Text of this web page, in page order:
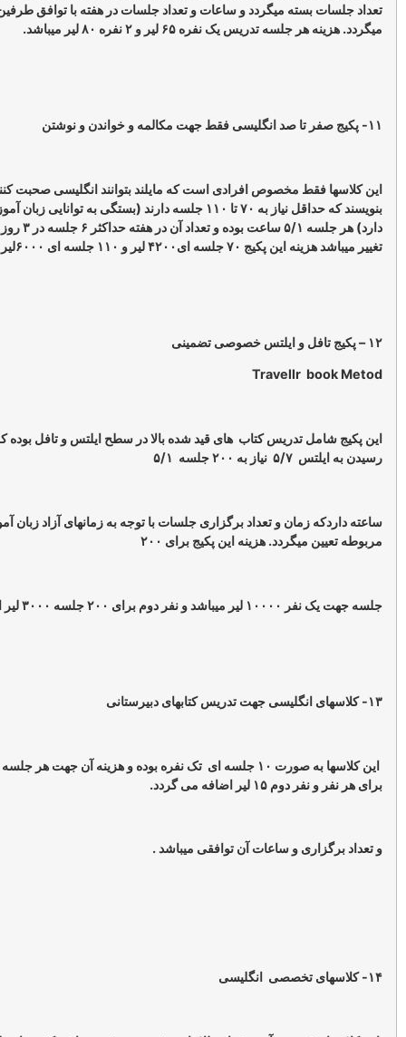
میگردد و ساعات و تعداد جلسات در هفته با توافق طرفین برگزار
یک نفره ۶۵ لیر و ۲ نفره ۸۰ لیر میباشد.
مخصوص افرادی است که مایلند بتوانند انگلیسی صحبت کنند بخوانند و
بنویسند که حداقل نیاز به ۷۰ تا ۱۱۰ جلسه دارند (بستگی به توانایی زبان آموز و خواسته وی
دارد) هر جلسه ۵/۱ ساعت بوده و تعداد آن در هفته حداکثر ۶ جلسه در ۳ روز میباشدکه قابل
لیر و ۱۱۰ جلسه ای ۶۰۰۰لیر میباشد.
Travellr
تدریس کتاب های قید شده بالا در سطح ایلتس و تافل بوده که حداقل جهت
و تعداد برگزاری جلسات با توجه به زمانهای آزاد زبان آموز و استاد
هزینه این پکیج برای ۲۰۰
لیر افزایش مییابد.
این کلاسها به صورت ۱۰ جلسه ای تک نفره بوده و هزینه آن جهت هر جلسه تدریس ۴۵ لیر
اضافه می گردد.
و ساعات آن توافقی میباشد .